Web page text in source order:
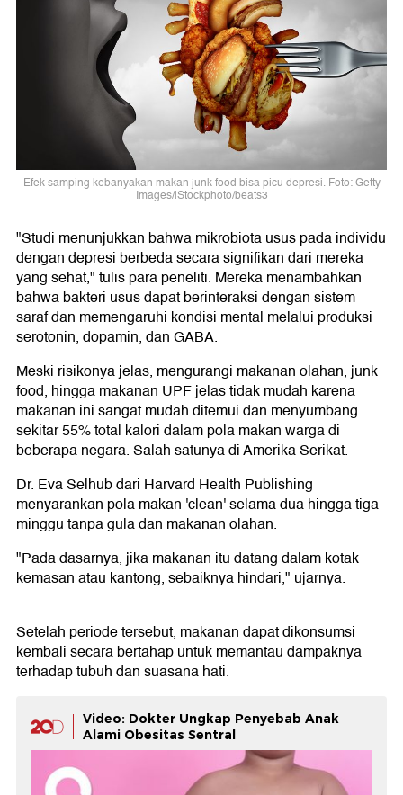
Efek samping kebanyakan makan junk food bisa picu depresi. Foto: Getty
Images/iStockphoto/beats3
"Studi menunjukkan bahwa mikrobiota usus pada individu
dengan depresi berbeda secara signifikan dari mereka
yang sehat," tulis para peneliti. Mereka menambahkan
bahwa bakteri usus dapat berinteraksi dengan sistem
saraf dan memengaruhi kondisi mental melalui produksi
serotonin, dopamin, dan GABA.
Meski risikonya jelas, mengurangi makanan olahan, junk
food, hingga makanan UPF jelas tidak mudah karena
makanan ini sangat mudah ditemui dan menyumbang
sekitar 55% total kalori dalam pola makan warga di
beberapa negara. Salah satunya di Amerika Serikat.
Dr. Eva Selhub dari Harvard Health Publishing
menyarankan pola makan 'clean' selama dua hingga tiga
minggu tanpa gula dan makanan olahan.
"Pada dasarnya, jika makanan itu datang dalam kotak
kemasan atau kantong, sebaiknya hindari," ujarnya.
Setelah periode tersebut, makanan dapat dikonsumsi
kembali secara bertahap untuk memantau dampaknya
terhadap tubuh dan suasana hati.
Video: Dokter Ungkap Penyebab Anak
Alami Obesitas Sentral